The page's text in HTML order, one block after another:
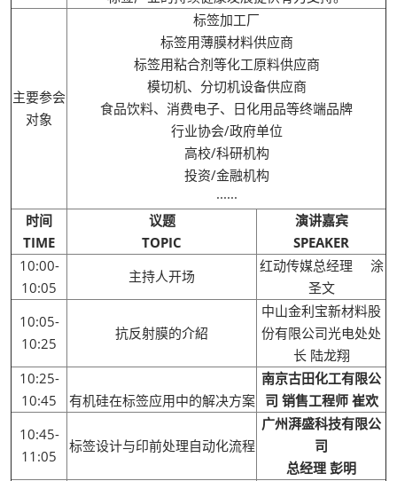
主要参会
对象
标签加工厂
标签用薄膜材料供应商
标签用粘合剂等化工原料供应商
模切机、分切机设备供应商
食品饮料、消费电子、日化用品等终端品牌
行业协会/政府单位
高校/科研机构
投资/金融机构
······
时间
TIME
议题
TOPIC
演讲嘉宾
SPEAKER
10:00-
10:05
主持人开场
红动传媒总经理 涂
圣文
10:05-
10:25
抗反射膜的介紹
中山金利宝新材料股
份有限公司光电处处
长 陆龙翔
10:25-
10:45
有机硅在标签应用中的解决方案
南京古田化工有限公
司 销售工程师 崔欢
10:45-
11:05
标签设计与印前处理自动化流程
广州湃盛科技有限公
司
总经理 彭明